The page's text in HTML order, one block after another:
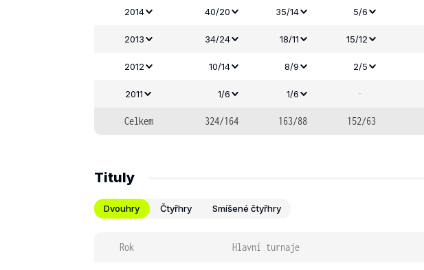
2014 40/20 35/14 5/6
2013 34/24 18/11 15/12
2012 10/14 8/9 2/5
2011 1/6 1/6 -
Celkem 324/164 163/88 152/63
Tituly
Dvouhry Čtyřhry Smíšené čtyřhry
Rok Hlavní turnaje